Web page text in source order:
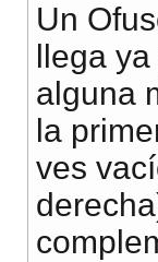
Un
llega
alguna
la
ves